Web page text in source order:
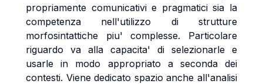
propriamente comunicativi e pragmatici sia la
competenza nell'utilizzo di strutture
morfosintattiche piu' complesse. Particolare
riguardo va alla capacita' di selezionarle e
usarle in modo appropriato a seconda dei
contesti. Viene dedicato spazio anche all'analisi